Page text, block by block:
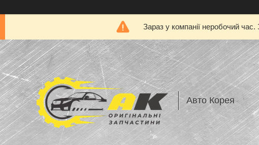
Зараз у компанії неробочий
Авто Корея